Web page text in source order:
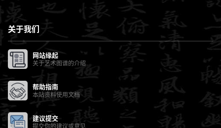
关于我们
网站缘起
关于艺术图谱的介绍
帮助指南
本站资料使用文档
建议提交
提交你的建议或意见